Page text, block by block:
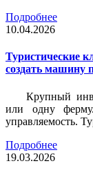
Подробнее
10.04.2026
Туристические
создать машину
Крупный
или одну
управляемость.
Подробнее
19.03.2026